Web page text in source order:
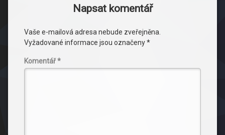
Napsat komentář
Vaše e-mailová adresa nebude zveřejněna.
Vyžadované informace jsou označeny*
Komentář*